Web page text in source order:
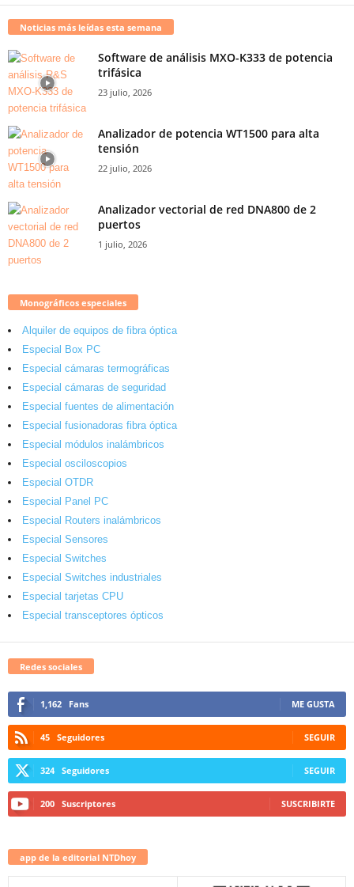
Noticias más leídas esta semana
Software de análisis MXO-K333 de potencia
trifásica
23 julio, 2026
Analizador de potencia WT1500 para alta
tensión
22 julio, 2026
Analizador vectorial de red DNA800 de 2
puertos
1 julio, 2026
Monográficos especiales
Alquiler de equipos de fibra óptica
Especial Box PC
Especial cámaras termográficas
Especial cámaras de seguridad
Especial fuentes de alimentación
Especial fusionadoras fibra óptica
Especial módulos inalámbricos
Especial osciloscopios
Especial OTDR
Especial Panel PC
Especial Routers inalámbricos
Especial Sensores
Especial Switches
Especial Switches industriales
Especial tarjetas CPU
Especial transceptores ópticos
Redes sociales
1,162 Fans ME GUSTA
45 Seguidores SEGUIR
324 Seguidores SEGUIR
200 Suscriptores SUSCRIBIRTE
app de la editorial NTDhoy